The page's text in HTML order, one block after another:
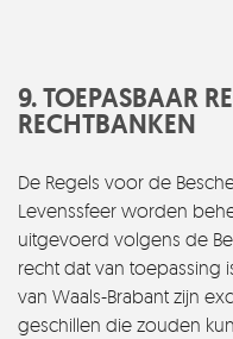
9. TOEPASBAAR
RECHTBANKEN
De Regels voor de
Levenssfeer worden
uitgevoerd volgens de
recht dat van toepassing
van Waals-Brabant zijn
geschillen die zouden